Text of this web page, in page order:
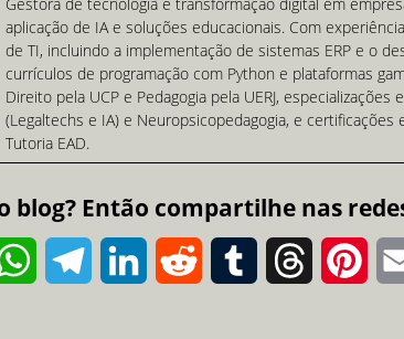
aplicação de IA e soluções educacionais. Com
de TI, incluindo a implementação de sistemas ERP e o
currículos de programação com Python e plataformas
Direito pela UCP e Pedagogia pela UERJ, especializações
(Legaltechs e IA) e Neuropsicopedagogia, e certificações
Tutoria EAD.
blog? Então compartilhe nas
WhatsAppTelegramLinkedInReddit Tumblr Threads